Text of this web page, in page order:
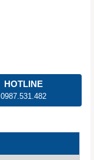
HOTLINE
0987.531.482